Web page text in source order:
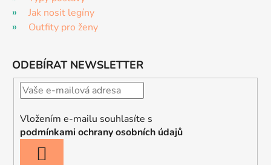
Jak nosit legíny
Outfity pro ženy
ODEBÍRAT NEWSLETTER
Vložením e-mailu souhlasíte s
podmínkami ochrany osobních údajů